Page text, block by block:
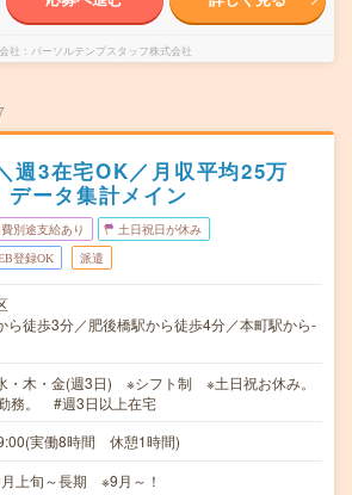
社 パーソルテンプスタッフ株式会社
週3在宅OK／月収平均25万
データ集計メイン
別途支給あり 土日祝日が休み
登録OK 派遣
ら徒歩3分／肥後橋駅から徒歩4分／本町駅から-
・木・金(週3日) ※シフト制 ※土日祝お休み。
務。 #週3日以上在宅
実働8時間 休憩1時間)
上旬～長期 ※9月～！